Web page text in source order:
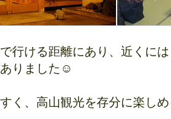
行ける距離にあり、近くに
りました☺
く、高山観光を存分に楽し